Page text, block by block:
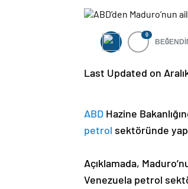
0
Last Updated on
ABD Hazine
petrol sektöründe
Açıklamada,
Venezuela petrol